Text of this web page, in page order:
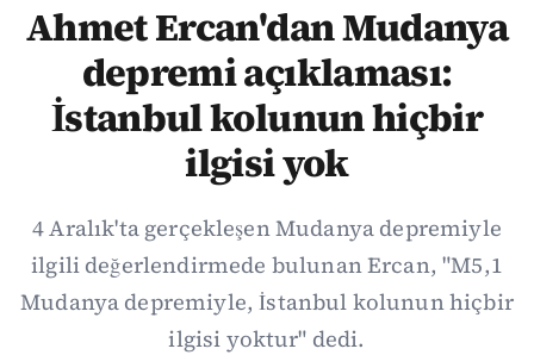
Ahmet Ercan'dan Mudanya
depremi açıklaması:
İstanbul kolunun hiçbir
ilgisi yok
4 Aralık'ta gerçekleşen Mudanya depremiyle
ilgili değerlendirmede bulunan Ercan, "M5,1
Mudanya depremiyle, İstanbul kolunun hiçbir
ilgisi yoktur" dedi.